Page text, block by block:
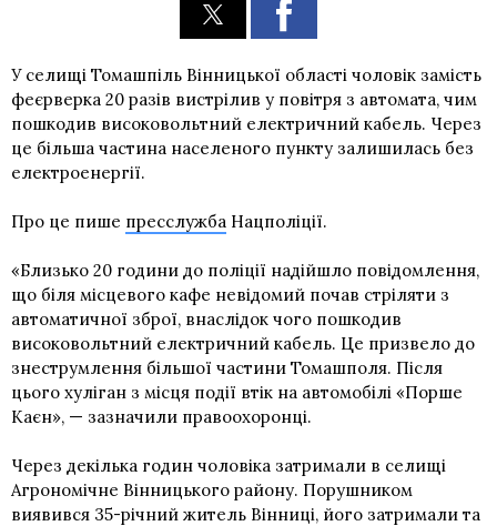
У селищі Томашпіль Вінницької області чоловік замість
феєрверка 20 разів вистрілив у повітря з автомата, чим
пошкодив високовольтний електричний кабель. Через
це більша частина населеного пункту залишилась без
електроенергії.
Про це пише пресслужба Нацполіції.
«Близько 20 години до поліції надійшло повідомлення,
що біля місцевого кафе невідомий почав стріляти з
автоматичної зброї, внаслідок чого пошкодив
високовольтний електричний кабель. Це призвело до
знеструмлення більшої частини Томашполя. Після
цього хуліган з місця події втік на автомобілі «Порше
Каєн», — зазначили правоохоронці.
Через декілька годин чоловіка затримали в селищі
Агрономічне Вінницького району. Порушником
виявився 35-річний житель Вінниці, його затримали та